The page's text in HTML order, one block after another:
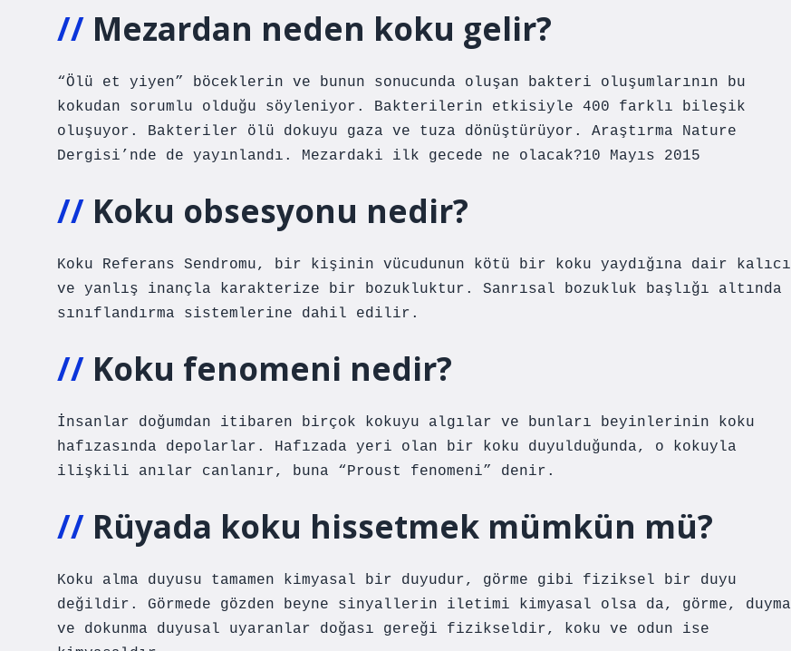
Mezardan neden koku gelir?
“Ölü et yiyen” böceklerin ve bunun sonucunda oluşan bakteri oluşumlarının bu
kokudan sorumlu olduğu söyleniyor. Bakterilerin etkisiyle 400 farklı bileşik
oluşuyor. Bakteriler ölü dokuyu gaza ve tuza dönüştürüyor. Araştırma Nature
Dergisi’nde de yayınlandı. Mezardaki ilk gecede ne olacak?10 Mayıs 2015
Koku obsesyonu nedir?
Koku Referans Sendromu, bir kişinin vücudunun kötü bir koku yaydığına dair kalıcı
ve yanlış inançla karakterize bir bozukluktur. Sanrısal bozukluk başlığı altında
sınıflandırma sistemlerine dahil edilir.
Koku fenomeni nedir?
İnsanlar doğumdan itibaren birçok kokuyu algılar ve bunları beyinlerinin koku
hafızasında depolarlar. Hafızada yeri olan bir koku duyulduğunda, o kokuyla
ilişkili anılar canlanır, buna “Proust fenomeni” denir.
Rüyada koku hissetmek mümkün mü?
Koku alma duyusu tamamen kimyasal bir duyudur, görme gibi fiziksel bir duyu
değildir. Görmede gözden beyne sinyallerin iletimi kimyasal olsa da, görme, duyma
ve dokunma duyusal uyaranlar doğası gereği fizikseldir, koku ve odun ise